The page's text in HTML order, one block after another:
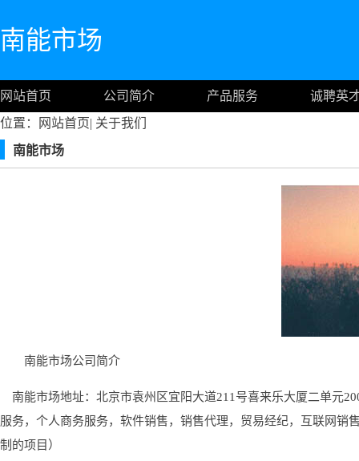
南能市场
网站首页 公司简介 产品服务
诚聘英
位置：
网站首页| 关于我们
南能市场
南能市场公司简介
南能市场地址：北京市袁州区宜阳大道211号喜来乐大厦二单元
服务，个人商务服务，软件销售，销售代理，贸易经纪，互联网
制的项目）